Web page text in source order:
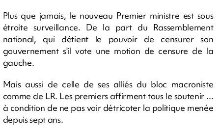
Plus que jamais, le nouveau Premier ministre est sous
étroite surveillance. De la part du Rassemblement
national, qui détient le pouvoir de censurer son
gouvernement s'il vote une motion de censure de la
gauche.
Mais aussi de celle de ses alliés du bloc macroniste
comme de LR. Les premiers affirment tous le soutenir ...
à condition de ne pas voir détricoter la politique menée
depuis sept ans.